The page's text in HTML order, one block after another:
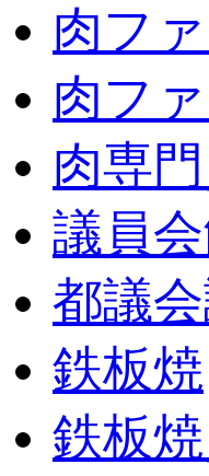
肉フ
肉フ
肉専
議員
都議
鉄板焼
鉄板